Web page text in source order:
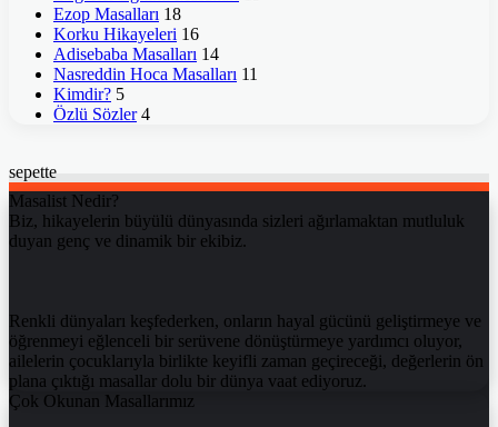
Ezop Masalları 18
Korku Hikayeleri 16
Adisebaba Masalları 14
Nasreddin Hoca Masalları 11
Kimdir? 5
Özlü Sözler 4
sepette
Masalist Nedir?
Biz, hikayelerin büyülü dünyasında sizleri ağırlamaktan mutluluk
duyan genç ve dinamik bir ekibiz.
Renkli dünyaları keşfederken, onların hayal gücünü geliştirmeye ve
öğrenmeyi eğlenceli bir serüvene dönüştürmeye yardımcı oluyor,
ailelerin çocuklarıyla birlikte keyifli zaman geçireceği, değerlerin ön
plana çıktığı masallar dolu bir dünya vaat ediyoruz.
Çok Okunan Masallarımız